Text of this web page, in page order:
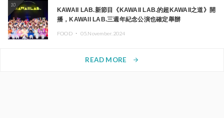
10
KAWAII LAB.新節目《KAWAII LAB.的超KAWAII之道》開
播，KAWAII LAB.三週年紀念公演也確定舉辦
FOOD ・ 05.November.2024
READ MORE arrow_forward